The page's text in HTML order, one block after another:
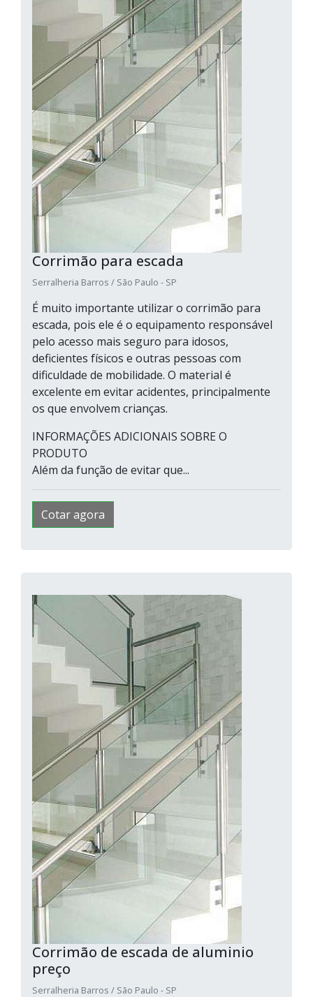
Corrimão para escada
Serralheria Barros / São Paulo - SP
É muito importante utilizar o corrimão para
escada, pois ele é o equipamento responsável
pelo acesso mais seguro para idosos,
deficientes físicos e outras pessoas com
dificuldade de mobilidade. O material é
excelente em evitar acidentes, principalmente
os que envolvem crianças.
INFORMAÇÕES ADICIONAIS SOBRE O
PRODUTO
Além da função de evitar que...
Cotar agora
Corrimão de escada de aluminio
preço
Serralheria Barros / São Paulo - SP